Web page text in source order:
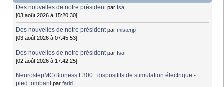
Des nouvelles de notre président par Isa
[03 août 2026 à 15:20:30]
Des nouvelles de notre président parmisterjp
[03 août 2026 à 07:45:53]
Des nouvelles de notre président par Isa
[02 août 2026 à 17:42:25]
NeurostepMC/Bioness L300 : dispositifs de stimulation électrique -
pied tombant parfarid